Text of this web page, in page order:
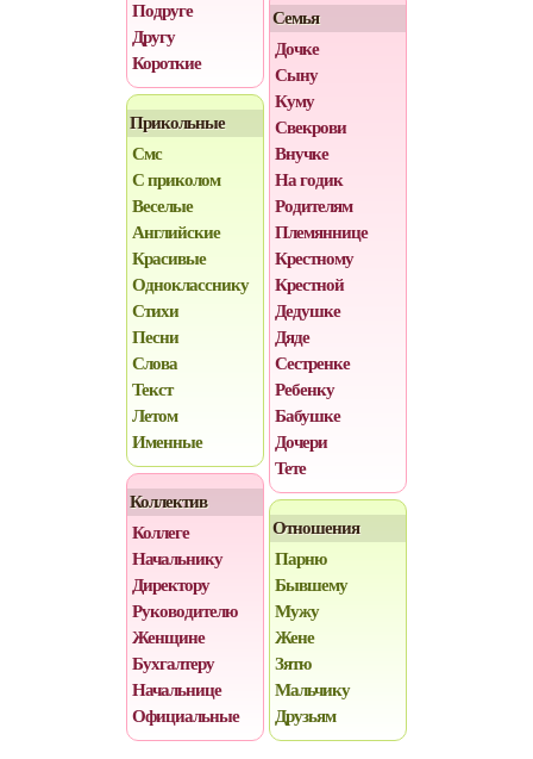
Подруге
Другу
Короткие
Прикольные
Смс
С приколом
Веселые
Английские
Красивые
Однокласснику
Стихи
Песни
Слова
Текст
Летом
Именные
Коллектив
Коллеге
Начальнику
Директору
Руководителю
Женщине
Бухгалтеру
Начальнице
Официальные
Семья
Дочке
Сыну
Куму
Свекрови
Внучке
На годик
Родителям
Племяннице
Крестному
Крестной
Дедушке
Дяде
Сестренке
Ребенку
Бабушке
Дочери
Тете
Отношения
Парню
Бывшему
Мужу
Жене
Зятю
Мальчику
Друзьям